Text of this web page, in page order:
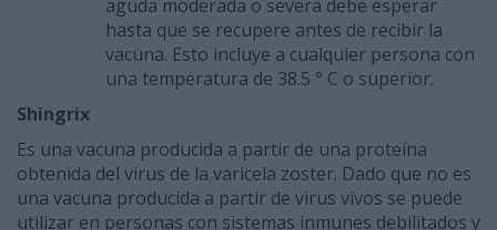
aguda moderada o severa debe esperar
hasta que se recupere antes de recibir la
vacuna. Esto incluye a cualquier persona con
una temperatura de 38.5 ° C o superior.
Shingrix
Es una vacuna producida a partir de una proteína
obtenida del virus de la varicela zoster. Dado que no es
una vacuna producida a partir de virus vivos se puede
utilizar en personas con sistemas inmunes debilitados y